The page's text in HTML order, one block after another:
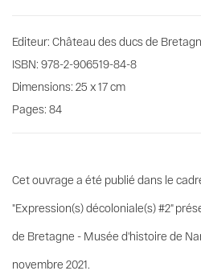
Editeur: Château des ducs de
ISBN: 978-2-906519-84-8
Dimensions: 25 x 17 cm
Pages: 84
Cet ouvrage a été publié dans le
"Expression(s) décoloniale(s) #2"
de Bretagne - Musée d'histoire de
novembre 2021.